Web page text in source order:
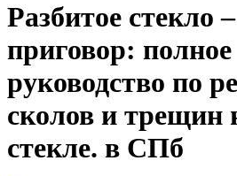
Разбитое стекло
приговор: полное
руководство по
сколов и трещин
стекле. в СПб